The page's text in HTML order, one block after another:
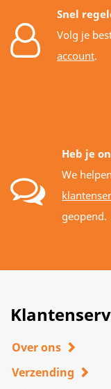
Snel
Volg je
account.
Heb je
We
geopend.
Over ons
Verzending